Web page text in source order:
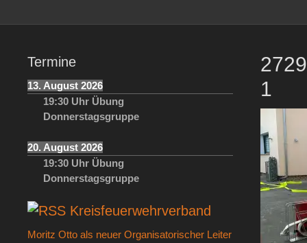
1
Termine
13. August 2026
19:30Uhr Übung
Donnerstagsgruppe
20. August 2026
19:30Uhr Übung
Donnerstagsgruppe
Kreisfeuerwehrverband
Moritz Otto als neuer Organisatorischer Leiter